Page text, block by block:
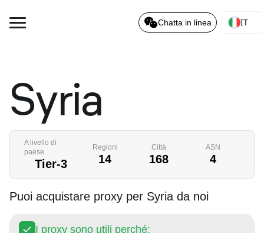
Chatta in linea IT
Syria
A livello di
paese
Tier-3
Regioni
14
Città
168
ASN
4
Puoi acquistare proxy per Syria da noi
I proxy sono utili perché: